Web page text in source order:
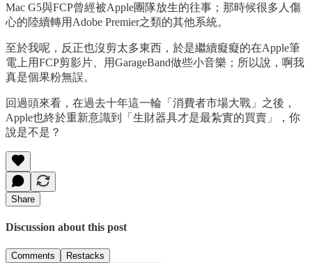
Mac G5與FCP曾經被Apple團隊放生的往事；那時候很多人傷
心的陸續轉用Adobe Premier之類的其他系統。
至於我呢，反正也沒剪太多東西，於是繼續癡癡的在Apple筆
電上用FCP剪影片、用GarageBand做些小音樂；所以說，啊我
真是個果粉無誤。
回過頭來看，在過去十年這一輪「消費者市場大戰」之後，
Apple也終於重新意識到「生財器具才是最紮實的買賣」，你
說是不是？
Share
Discussion about this post
Comments Restacks